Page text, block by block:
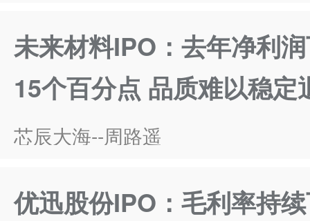
未来材料IPO：去年净利
15个百分点 品质难以稳定
芯辰大海--周路遥
优迅股份IPO：毛利率持